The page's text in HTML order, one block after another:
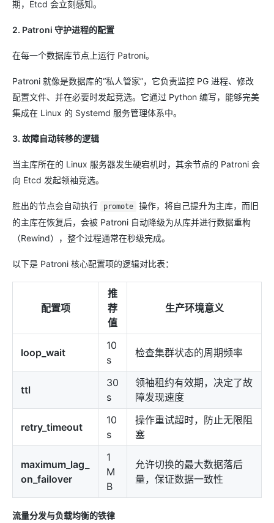
期，Etcd 会立刻感知。
2. Patroni 守护进程的配置
在每一个数据库节点上运行 Patroni。
Patroni 就像是数据库的“私人管家”，它负责监控 PG 进程、修改
配置文件、并在必要时发起竞选。它通过 Python 编写，能够完美
集成在 Linux 的 Systemd 服务管理体系中。
3. 故障自动转移的逻辑
当主库所在的 Linux 服务器发生硬宕机时，其余节点的 Patroni 会
向 Etcd 发起领袖竞选。
胜出的节点会自动执行 promote
操作，将自己提升为主库，而旧
的主库在恢复后，会被 Patroni 自动降级为从库并进行数据重构
（Rewind），整个过程通常在秒级完成。
以下是 Patroni 核心配置项的逻辑对比表：
配置项
推
荐
值
生产环境意义
loop_wait
10
s
检查集群状态的周期频率
ttl
30
s
领袖租约有效期，决定了故
障发现速度
retry_timeout
10
s
操作重试超时，防止无限阻
塞
maximum_lag_
on_failover
1
M
B
允许切换的最大数据落后
量，保证数据一致性
流量分发与负载均衡的铁律